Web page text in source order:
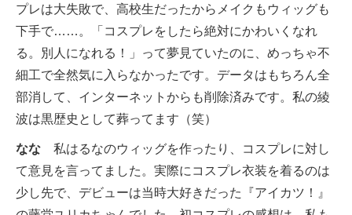
プレは大失敗で、高校生だったからメイクもウィッグも
下手で……。「コスプレをしたら絶対にかわいくなれ
る。別人になれる！」って夢見ていたのに、めっちゃ不
細工で全然気に入らなかったです。データはもちろん全
部消して、インターネットからも削除済みです。私の綾
波は黒歴史として葬ってます（笑）
なな 私はるなのウィッグを作ったり、コスプレに対し
て意見を言ってました。実際にコスプレ衣装を着るのは
少し先で、デビューは当時大好きだった『アイカツ！』